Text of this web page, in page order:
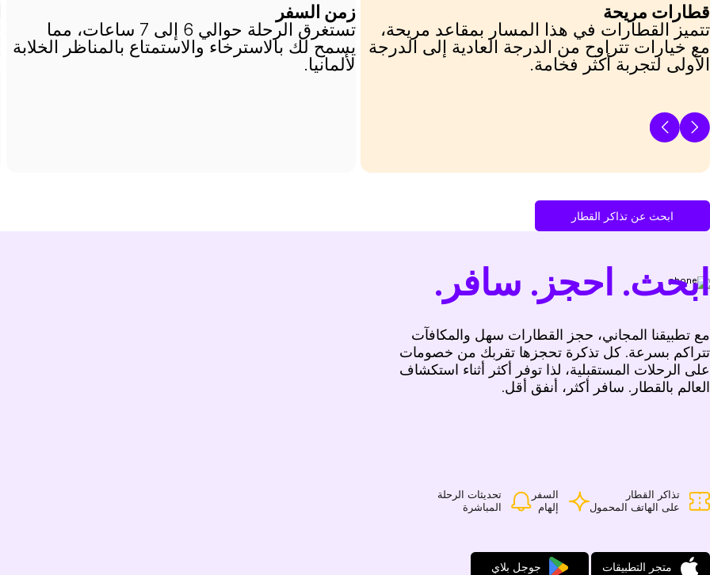
قطارات مريحة
تتميز القطارات في هذا المسار بمقاعد مريحة،
مع خيارات تتراوح من الدرجة العادية إلى الدرجة
الأولى لتجربة أكثر فخامة.
زمن السفر
تستغرق الرحلة حوالي 6 إلى 7 ساعات، مما
يسمح لك بالاسترخاء والاستمتاع بالمناظر الخلابة
لألمانيا.
ابحث عن تذاكر القطار
ابحث. احجز. سافر.
مع تطبيقنا المجاني، حجز القطارات سهل والمكافآت
تتراكم بسرعة. كل تذكرة تحجزها تقربك من خصومات
على الرحلات المستقبلية، لذا توفر أكثر أثناء استكشاف
العالم بالقطار. سافر أكثر، أنفق أقل.
تذاكر القطار
على الهاتف المحمول
السفر
إلهام
تحديثات الرحلة
المباشرة
متجر التطبيقات جوجل بلاي